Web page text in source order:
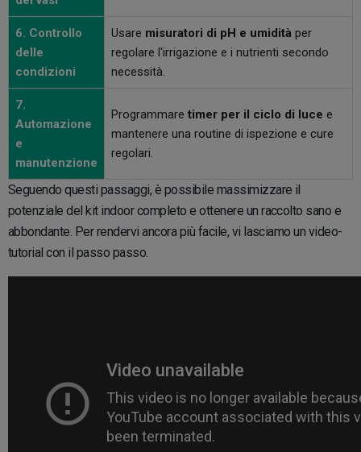
6. Controllo
delle
condizioni
Usare misuratori di pH e umidità per
regolare l'irrigazione e i nutrienti secondo
necessità.
7.
Automazione
e
manutenzione
Programmare timer per il ciclo di luce e
mantenere una routine di ispezione e cure
regolari.
Seguendo questi passaggi, è possibile massimizzare il
potenziale del kit indoor completo e ottenere un raccolto sano e
abbondante. Per rendervi ancora più facile, vi lasciamo un video-
tutorial con il passo passo.